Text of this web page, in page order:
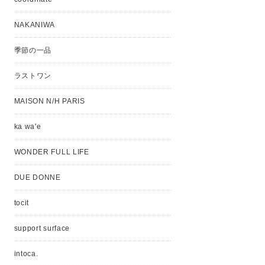
NAKANIWA
季節の一品
ラストワン
MAISON N/H PARIS
ka wa'e
WONDER FULL LIFE
DUE DONNE
tocit
support surface
intoca.